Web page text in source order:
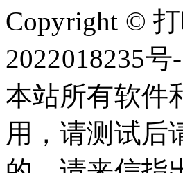
Copyright ©
2022018235号
本站所有软件
用，请测试后